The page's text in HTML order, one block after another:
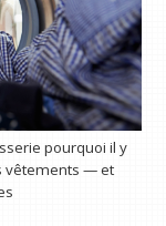
pourquoi il y
vêtements — et